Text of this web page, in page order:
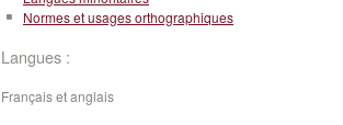
Normes et usages orthographiques
Langues :
Français et anglais